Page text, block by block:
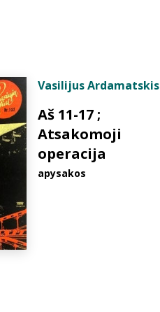
Vasilijus Ardamatskis
Aš 11-17 ;
Atsakomoji
operacija
apysakos